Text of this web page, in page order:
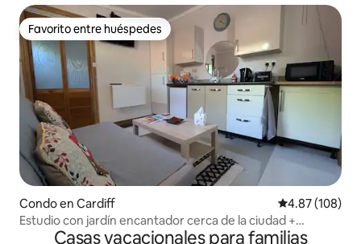
Favorito entre huéspedes
Favorito entre huéspedes
Condo en Cardiff Calificación
4.87 (108)
Estudio con jardín encantador cerca de la ciudad +
desayunoCasas vacacionales para familias